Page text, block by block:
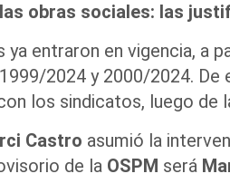
obras sociales: las
ya entraron en vigencia, a
2024 y 2000/2024. De
los sindicatos, luego de
Castro asumió la
de la OSPM será